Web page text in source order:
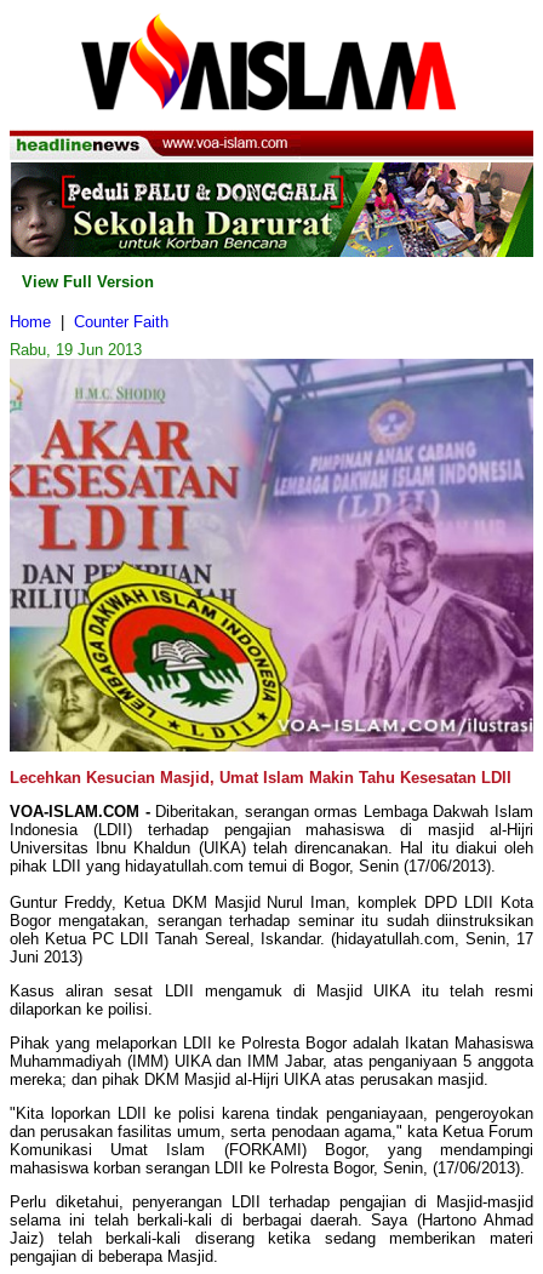
View Full Version
Home
Counter Faith
Rabu, 19 Jun 2013
Lecehkan Kesucian Masjid, Umat Islam Makin Tahu Kesesatan LDII
VOA-ISLAM.COM -Diberitakan, serangan ormas Lembaga Dakwah Islam
Indonesia (LDII) terhadap pengajian mahasiswa di masjid al-Hijri
Universitas Ibnu Khaldun (UIKA) telah direncanakan. Hal itu diakui oleh
pihak LDII yang hidayatullah.com temui di Bogor, Senin (17/06/2013).
Guntur Freddy, Ketua DKM Masjid Nurul Iman, komplek DPD LDII Kota
Bogor mengatakan, serangan terhadap seminar itu sudah diinstruksikan
oleh Ketua PC LDII Tanah Sereal, Iskandar. (hidayatullah.com, Senin, 17
Juni 2013)
Kasus aliran sesat LDII mengamuk di Masjid UIKA itu telah resmi
dilaporkan ke poilisi.
Pihak yang melaporkan LDII ke Polresta Bogor adalah Ikatan Mahasiswa
Muhammadiyah (IMM) UIKA dan IMM Jabar, atas penganiyaan 5 anggota
mereka; dan pihak DKM Masjid al-Hijri UIKA atas perusakan masjid.
"Kita loporkan LDII ke polisi karena tindak penganiayaan, pengeroyokan
dan perusakan fasilitas umum, serta penodaan agama," kata Ketua Forum
Komunikasi Umat Islam (FORKAMI) Bogor, yang mendampingi
mahasiswa korban serangan LDII ke Polresta Bogor, Senin, (17/06/2013).
Perlu diketahui, penyerangan LDII terhadap pengajian di Masjid-masjid
selama ini telah berkali-kali di berbagai daerah. Saya (Hartono Ahmad
Jaiz) telah berkali-kali diserang ketika sedang memberikan materi
pengajian di beberapa Masjid.